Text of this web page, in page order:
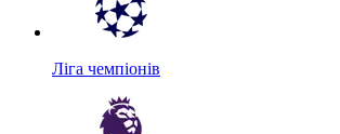
Ліга чемпіонів